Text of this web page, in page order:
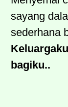
sayang
sederhana
bagiku..